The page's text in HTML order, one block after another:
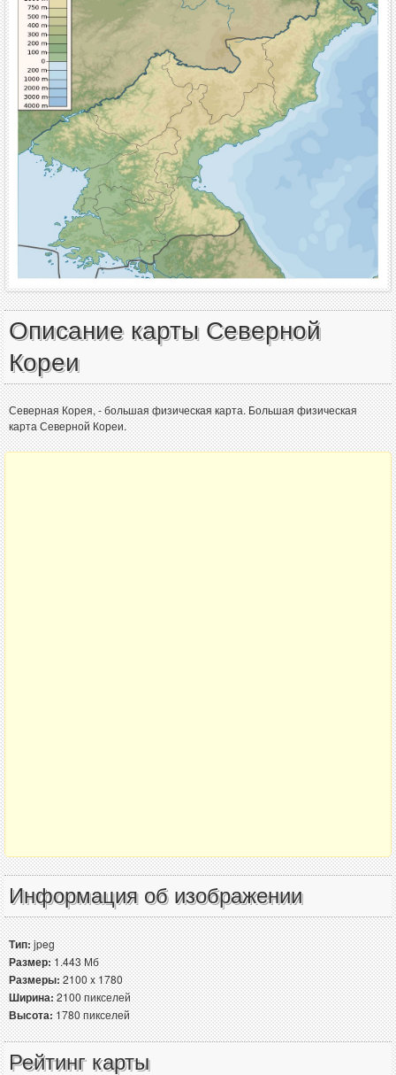
Описание карты Северной
Кореи
Северная Корея, - большая физическая карта. Большая физическая
карта Северной Кореи.
Информация об изображении
Тип:jpeg
Размер:1.443 Мб
Размеры:2100 x 1780
Ширина:2100 пикселей
Высота:1780 пикселей
Рейтинг карты